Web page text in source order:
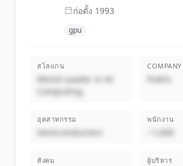
ก่อตั้ง 1993
gpu
สโลแกน
World Leader in AI
Computing
COMPANY
Public
อุตสาหกรรม
Semiconductors
พนักงาน
~1,000
สังคม ผู้บริหาร